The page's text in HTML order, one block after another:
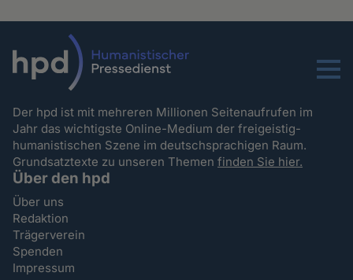
Menu
Der hpd ist mit mehreren Millionen Seitenaufrufen im
Jahr das wichtigste Online-Medium der freigeistig-
humanistischen Szene im deutschsprachigen Raum.
Grundsatztexte zu unseren Themenfinden Sie hier.
Über den hpd
Über uns
Redaktion
Trägerverein
Spenden
Impressum